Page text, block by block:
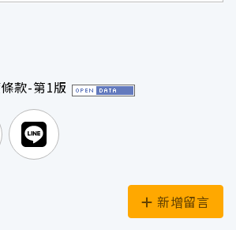
款-第1版
Facebook
前往Line
新增留言